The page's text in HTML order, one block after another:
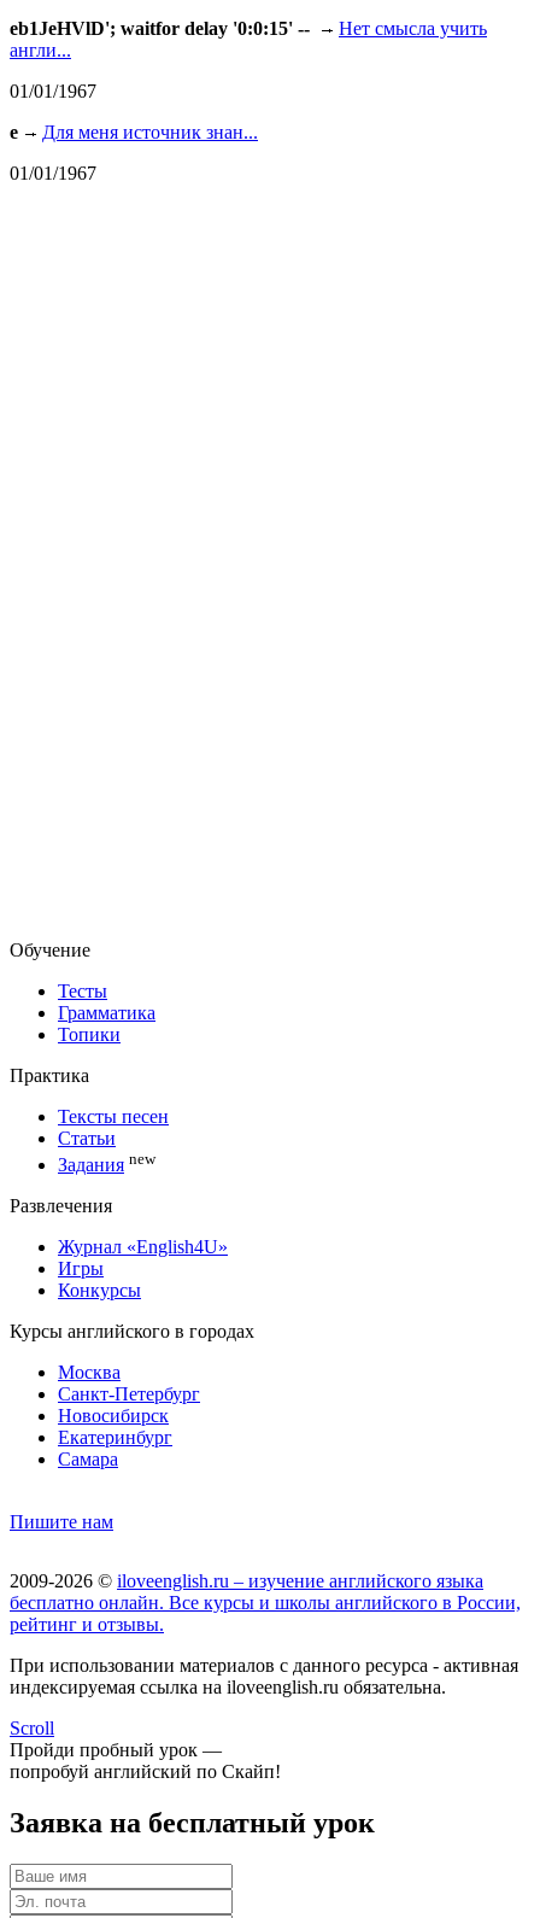
eb1JeHVlD'; waitfor delay '0:0:15' --
Нет смысла учить
англи...
01/01/1967
e
Для меня источник знан...
01/01/1967
Обучение
Тесты
Грамматика
Топики
Практика
Тексты песен
Статьи
Задания new
Развлечения
Журнал «English4U»
Игры
Конкурсы
Курсы английского в городах
Москва
Санкт-Петербург
Новосибирск
Екатеринбург
Самара
Пишите нам
2009-2026 © iloveenglish.ru – изучение английского языка
бесплатно онлайн. Все курсы и школы английского в России,
рейтинг и отзывы.
При использовании материалов с данного ресурса - активная
индексируемая ссылка на iloveenglish.ru обязательна.
Scroll
Пройди пробный урок —
попробуй английский по Скайп!
Заявка на бесплатный урок